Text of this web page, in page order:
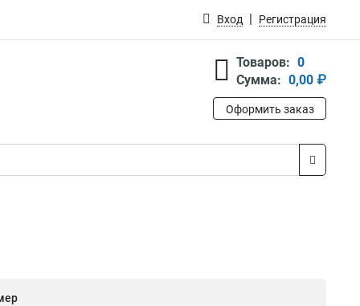
Вход Регистрация
Товаров: 0
Сумма: 0,00 ₽
Оформить заказ